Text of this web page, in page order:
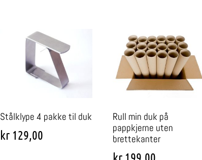
Stålklype 4 pakke til duk
kr129,00
Rull min duk på
pappkjerne uten
brettekanter